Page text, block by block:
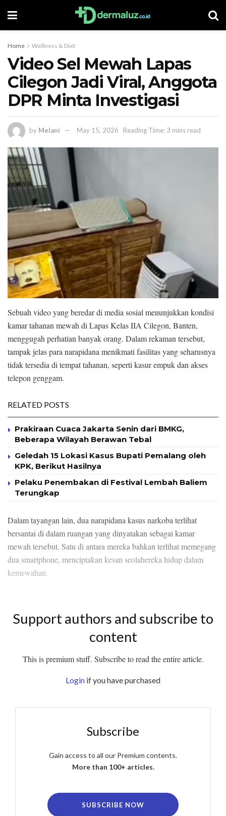
Home Wellness & Diet
Video Sel Mewah Lapas
Cilegon Jadi Viral, Anggota
DPR Minta Investigasi
by Melani May 15, 2026 Reading Time: 3 mins read
Sebuah video yang beredar di media sosial menunjukkan kondisi
kamar tahanan mewah di Lapas Kelas IIA Cilegon, Banten,
menggugah perhatian banyak orang. Dalam rekaman tersebut,
tampak jelas para narapidana menikmati fasilitas yang seharusnya
tidak tersedia di tempat tahanan, seperti kasur empuk dan akses
telepon genggam.
RELATED POSTS
Prakiraan Cuaca Jakarta Senin dari BMKG,
Beberapa Wilayah Berawan Tebal
Geledah 15 Lokasi Kasus Bupati Pemalang oleh
KPK, Berikut Hasilnya
Pelaku Penembakan di Festival Lembah Baliem
Terungkap
Dalam tayangan lain, dua narapidana kasus narkoba terlihat
bersantai di dalam ruangan yang dinyatakan sebagai kamar
mewah tersebut. Satu di antara mereka bahkan terlihat memegang
dua smartphone, menciptakan kesan seolahereka hidup dalam
kemewahan.
Support authors and subscribe to
content
This is premium stuff. Subscribe to read the entire article.
Login if you have purchased
Subscribe
Gain access to all our Premium contents.
More than 100+ articles.
SUBSCRIBE NOW